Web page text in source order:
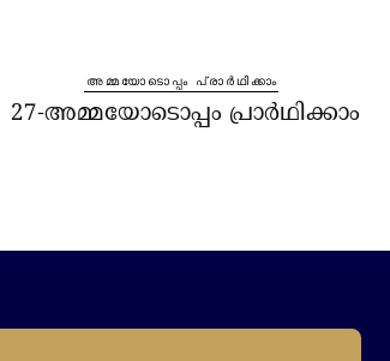
⁠അമ്മയോടൊപ്പം പ്രാർഥിക്കാം
27-അമ്മയോടൊപ്പം പ്രാർഥിക്കാം